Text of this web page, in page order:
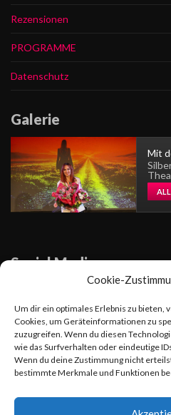
Cookie-
Um dir ein optimales Erlebnis zu bieten,
Cookies, um Geräteinformationen zu
zuzugreifen. Wenn du diesen
wie das Surfverhalten oder eindeutige
Wenn du deine Zustimmung nicht
bestimmte Merkmale und Funktionen
Rezensionen
PROGRAMME
Datenschutz
Galerie
Mit
Social Media
Sängerin
Am 26.01.24 erschien die neue
und Komponistin. Der Song ist eine